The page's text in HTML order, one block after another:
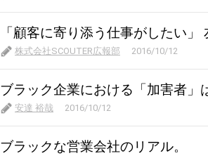
「顧客に寄り添う仕事がしたい
株式会社SCOUTER広報部 2016/10/12
ブラック企業における「加害者」
安達 裕哉 2016/10/12
ブラックな営業会社のリアル。